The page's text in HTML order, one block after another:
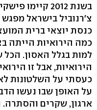
בשנת 2012
צ'רנוביל בישראל מפגש
כנסת יוצאי ברית
כמה הירואיות הייתה
למות בגלל האסון.
הירואיות, אבל זו
כעסתי על השלטונות
על האופן שבו נעשו
ארגון, שקרים